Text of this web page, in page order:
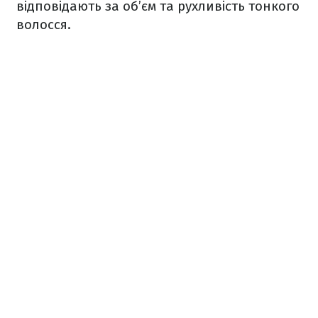
відповідають за об’єм та рухливість тонкого
волосся.